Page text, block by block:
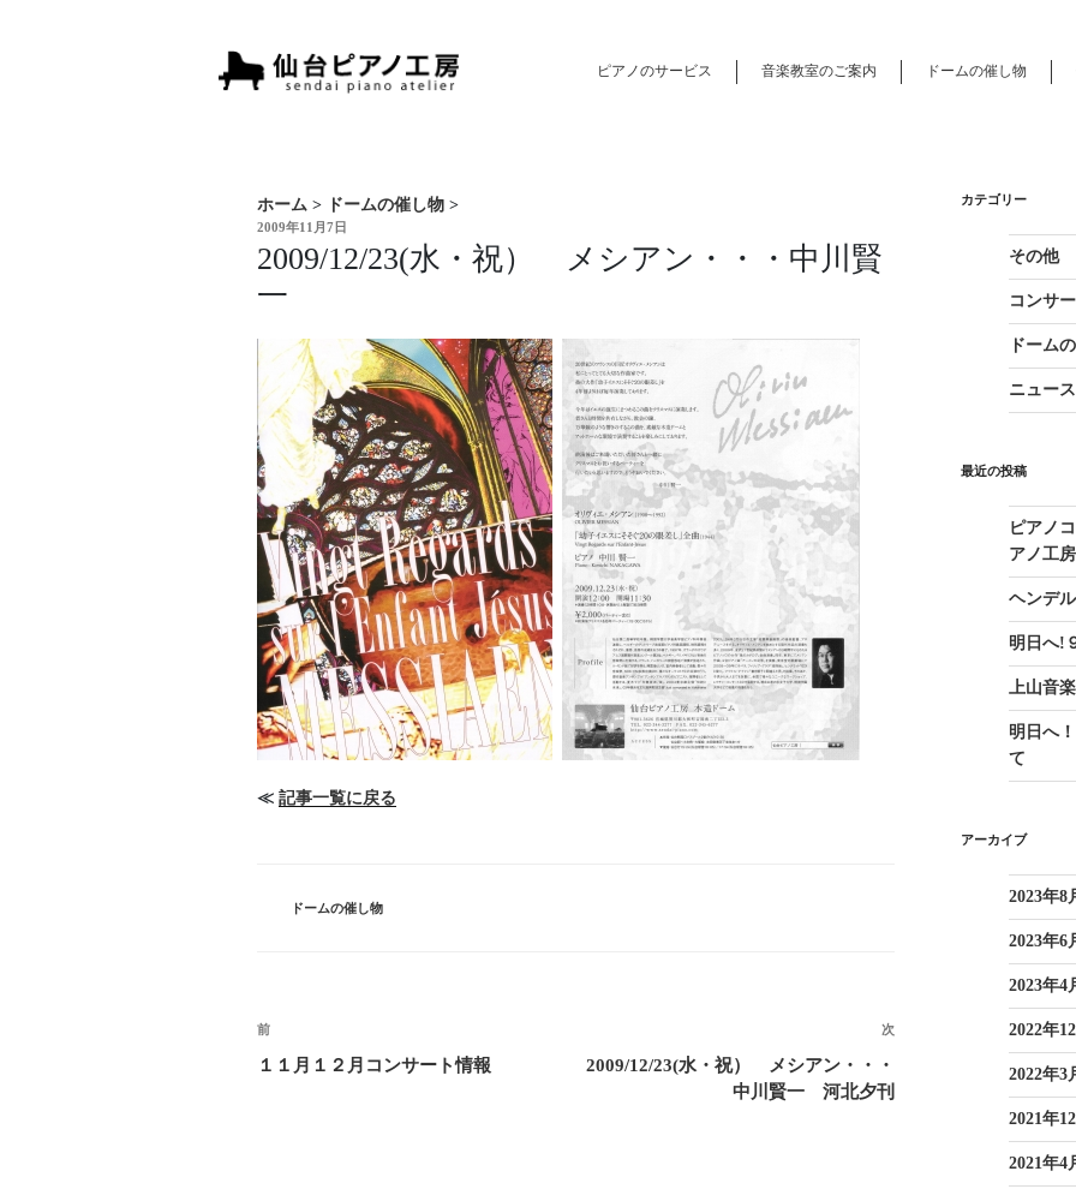
ピアノのサービス 音楽教室のご案内 ドームの催し物
ホーム > ドームの催し物 >
投
稿
日:
2009年11月7日
2009/12/23(水・祝） メシアン・・・中川賢
一
≪ 記事一覧に戻る
カ
ドームの催し物
投
稿
過
去
前
１１月１２月コンサート情報
次
2009/12/23(水・祝） メシアン・・・
中川賢一 河北夕刊
カテゴリー
その他
コンサ
ドーム
ニュース
最近の投稿
ピアノ
アノ工
ヘンデ
明日へ!
上山音
明日へ
て
アーカイブ
2023年8
2023年6
2023年4
2022年12
2022年3
2021年12
2021年4